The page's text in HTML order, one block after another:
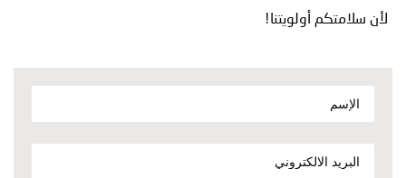
لأن سلامتكم أولويتنا!